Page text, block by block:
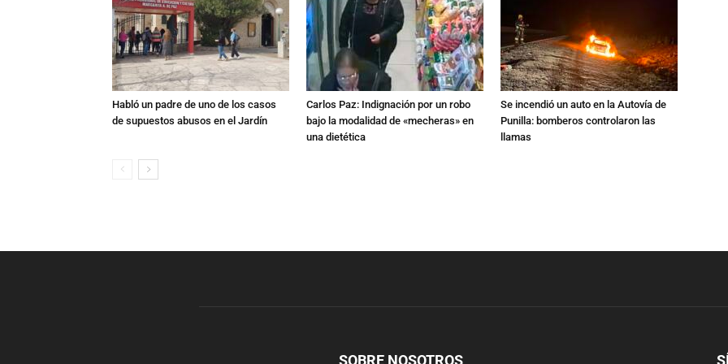
Habló un padre de uno de los casos
de supuestos abusos en el Jardín
Carlos Paz: Indignación por un robo
bajo la modalidad de «mecheras» en
una dietética
Se incendió un auto en la Autovía de
Punilla: bomberos controlaron las
llamas
SOBRE NOSOTROS